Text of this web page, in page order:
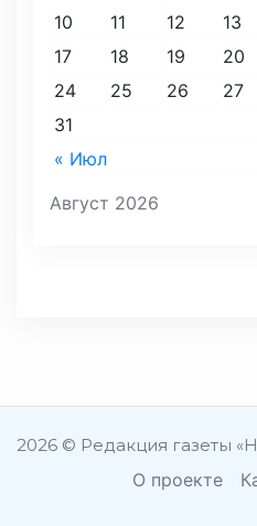
Август 2026
« Июл
10
11 12 13
17
18 19 20
24
25 26 27
31
2026 © Редакция газеты
О проекте